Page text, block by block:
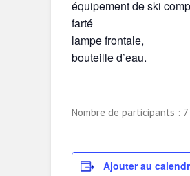
équipement de ski
farté
lampe frontale,
bouteille d’eau.
Nombre de participants :
Ajouter au